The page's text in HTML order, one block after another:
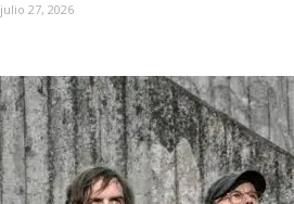
julio 27, 2026